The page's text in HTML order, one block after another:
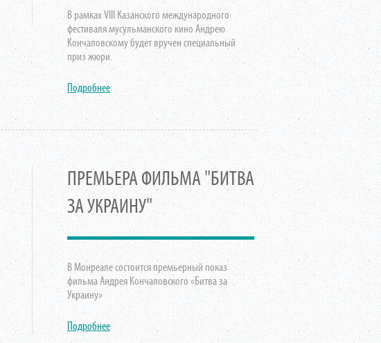
В рамках VIII Казанского международного
фестиваля мусульманского кино Андрею
Кончаловскому будет вручен специальный
приз жюри.
Подробнее
ПРЕМЬЕРА ФИЛЬМА "БИТВА
ЗА УКРАИНУ"
В Монреале состоится премьерный показ
фильма Андрея Кончаловского «Битва за
Украину»
Подробнее